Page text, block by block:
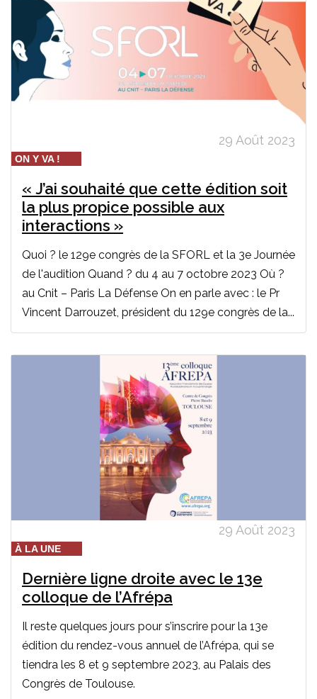
29 Août 2023
ON Y VA !
« J’ai souhaité que cette édition soit
la plus propice possible aux
interactions »
Quoi ? le 129e congrès de la SFORL et la 3e Journée
de l'audition Quand ? du 4 au 7 octobre 2023 Où ?
au Cnit – Paris La Défense On en parle avec : le Pr
Vincent Darrouzet, président du 129e congrès de la...
29 Août 2023
À LA UNE
Dernière ligne droite avec le 13e
colloque de l’Afrépa
Il reste quelques jours pour s’inscrire pour la 13e
édition du rendez-vous annuel de l’Afrépa, qui se
tiendra les 8 et 9 septembre 2023, au Palais des
Congrès de Toulouse.